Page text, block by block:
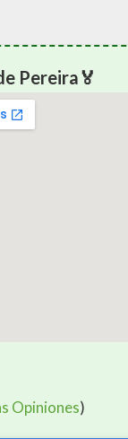
Pereira🏅
Opiniones)